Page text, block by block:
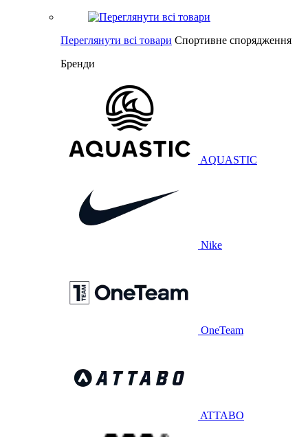
Переглянути всі товари Спортивне спорядження
Бренди
AQUASTIC
Nike
OneTeam
ATTABO